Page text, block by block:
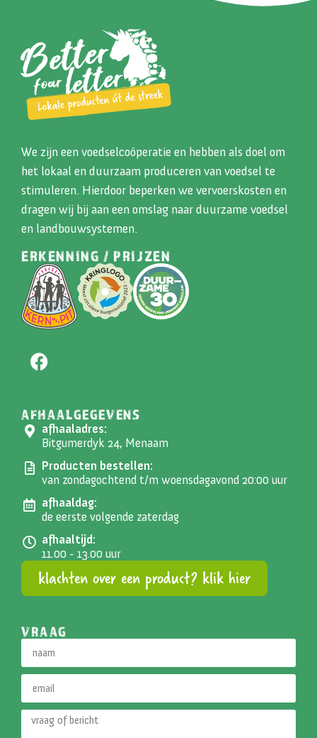
We zijn een voedselcoöperatie en hebben als doel om
het lokaal en duurzaam produceren van voedsel te
stimuleren. Hierdoor beperken we vervoerskosten en
dragen wij bij aan een omslag naar duurzame voedsel
en landbouwsystemen.
ERKENNING / PRIJZEN
AFHAALGEGEVENS
afhaaladres:
Bitgumerdyk 24, Menaam
Producten bestellen:
van zondagochtend t/m woensdagavond 20:00 uur
afhaaldag:
de eerste volgende zaterdag
afhaaltijd:
11.00 - 13.00 uur
klachten over een product? klik hier
VRAAG